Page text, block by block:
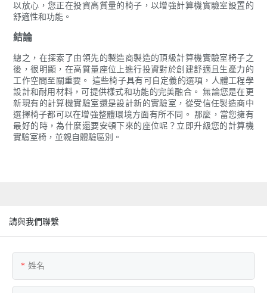
以放心，您正在投資高質量的椅子，以增強計算機實驗室設置的
舒適性和功能。
結論
總之，在探索了由領先的製造商製造的頂級計算機實驗室椅子之
後，很明顯，在高質量座位上進行投資對於創建舒適且生產力的
工作空間至關重要。 這些椅子具有可自定義的選項，人體工程學
設計和耐用材料，可提供樣式和功能的完美融合。 無論您是在更
新現有的計算機實驗室還是設計新的實驗室，從受信任製造商中
選擇椅子都可以在增強整體環境方面有所不同。 那麼，當您擁有
最好的時，為什麼還要安頓下來的座位呢？立即升級您的計算機
實驗室椅，並親自體驗區別。
請與我們聯繫
姓名